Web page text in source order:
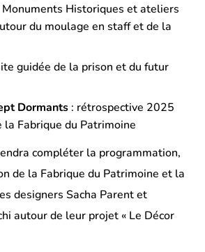
Historiques et ateliers
du moulage en staff et de la
guidée de la prison et du futur
Dormants : rétrospective 2025
la Fabrique du Patrimoine
compléter la programmation,
de la Fabrique du Patrimoine et la
designers Sacha Parent et
autour de leur projet « Le Décor